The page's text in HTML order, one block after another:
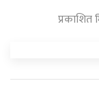
प्रकाशित